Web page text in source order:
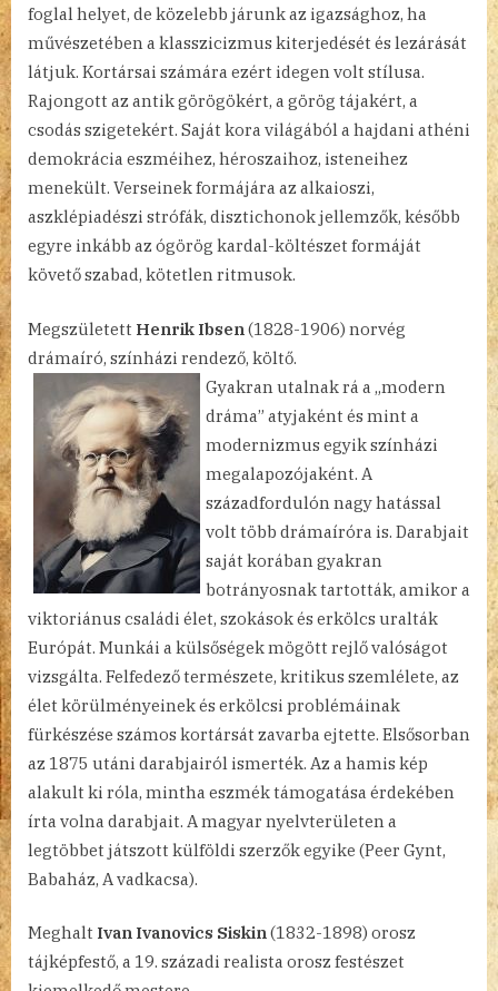
foglal helyet, de közelebb járunk az igazsághoz, ha
művészetében a klasszicizmus kiterjedését és lezárását
látjuk. Kortársai számára ezért idegen volt stílusa.
Rajongott az antik görögökért, a görög tájakért, a
csodás szigetekért. Saját kora világából a hajdani athéni
demokrácia eszméihez, héroszaihoz, isteneihez
menekült. Verseinek formájára az alkaioszi,
aszklépiadészi strófák, disztichonok jellemzők, később
egyre inkább az ógörög kardal-költészet formáját
követő szabad, kötetlen ritmusok.
Megszületett Henrik Ibsen(1828-1906) norvég
drámaíró, színházi rendező, költő.
Gyakran utalnak rá a „modern
dráma” atyjaként és mint a
modernizmus egyik színházi
megalapozójaként. A
századfordulón nagy hatással
volt több drámaíróra is. Darabjait
saját korában gyakran
botrányosnak tartották, amikor a
viktoriánus családi élet, szokások és erkölcs uralták
Európát. Munkái a külsőségek mögött rejlő valóságot
vizsgálta. Felfedező természete, kritikus szemlélete, az
élet körülményeinek és erkölcsi problémáinak
fürkészése számos kortársát zavarba ejtette. Elsősorban
az 1875 utáni darabjairól ismerték. Az a hamis kép
alakult ki róla, mintha eszmék támogatása érdekében
írta volna darabjait. A magyar nyelvterületen a
legtöbbet játszott külföldi szerzők egyike (Peer Gynt,
Babaház, A vadkacsa).
Meghalt Ivan Ivanovics Siskin(1832-1898) orosz
tájképfestő, a 19. századi realista orosz festészet